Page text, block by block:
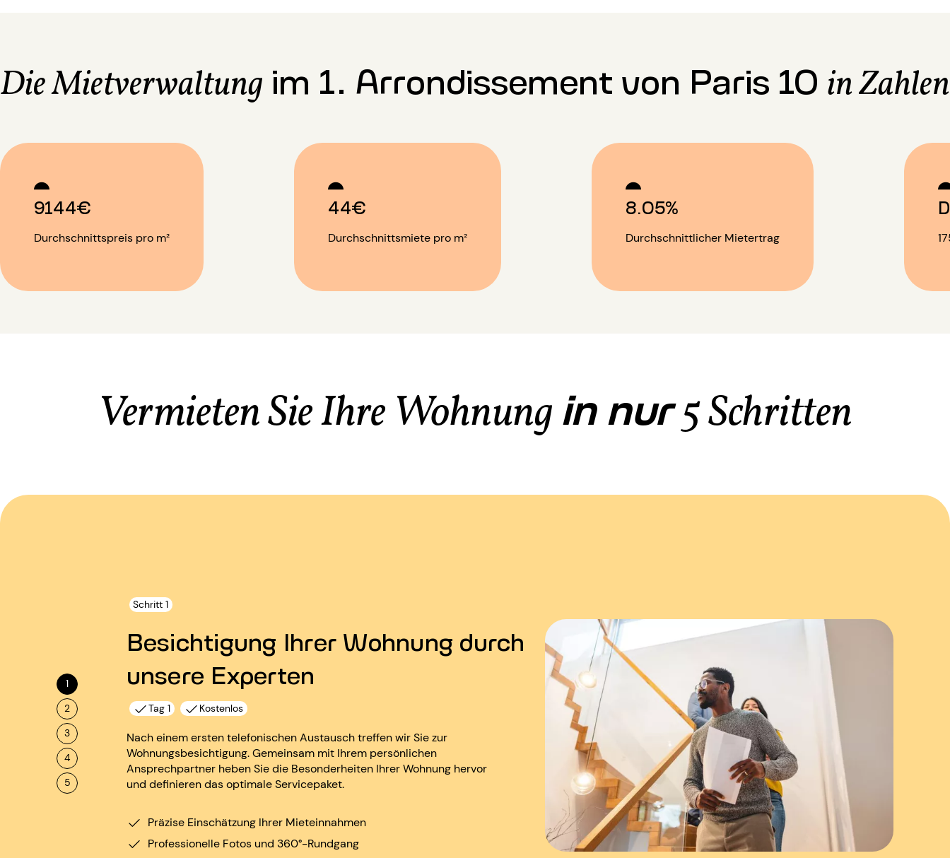
Die Mietverwaltung im 1. Arrondissement von Paris 10 in Zahlen
9144€
Durchschnittspreis pro m²
44€
Durchschnittsmiete pro m²
8.05%
Durchschnittlicher Mietertrag
Vermieten Sie Ihre Wohnungin nur5 Schritten
1
2
3
4
5
Schritt 1
Besichtigung Ihrer Wohnung durch
unsere Experten
Tag 1 Kostenlos
Nach einem ersten telefonischen Austausch treffen wir Sie zur
Wohnungsbesichtigung. Gemeinsam mit Ihrem persönlichen
Ansprechpartner heben Sie die Besonderheiten Ihrer Wohnung hervor
und definieren das optimale Servicepaket.
Präzise Einschätzung Ihrer Mieteinnahmen
Professionelle Fotos und 360°-Rundgang